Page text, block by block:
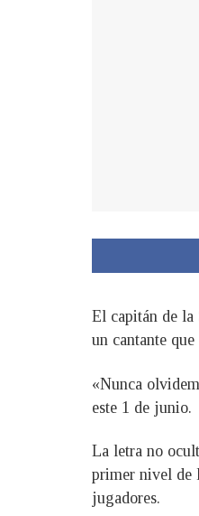
El capitán de la
un cantante
«Nunca
este 1 de junio.
La letra no
primer nivel de
jugadores.